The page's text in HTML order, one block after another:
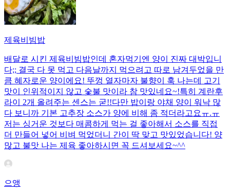
제육비빔밥
배달로 시킨 제육비빔밥인데 혼자먹기엔 양이 진짜 대박입니
다;; 결국 다 못 먹고 다음날까지 먹으려고 따로 남겨두었을 만
큼 혜자로운 양이에요! 뚜껑 열자마자 불향이 훅 나는데 고기
맛이 인위적이지 않고 숯불 맛이라 참 맛있네요~!특히 계란후
라이 2개 올려주는 센스는 굳!! ​다만 밥이랑 야채 양이 워낙 많
다 보니까 기본 고추장 소스가 양에 비해 좀 적더라고요ㅠ.ㅠ
저는 싱거운 것보다 매콤하게 먹는 걸 좋아해서 소스를 직접
더 만들어 넣어 비벼 먹었더니 간이 딱 맞고 맛있었습니다! 양
많고 불맛 나는 제육 좋아하시면 꼭 드셔보세요~^^
으앵